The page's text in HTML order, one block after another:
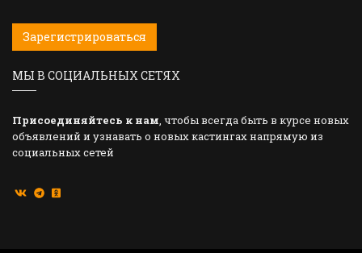
Зарегистрироваться
МЫ В СОЦИАЛЬНЫХ СЕТЯХ
Присоединяйтесь к нам, чтобы всегда быть в курсе новых
объявлений и узнавать о новых кастингах напрямую из
социальных сетей